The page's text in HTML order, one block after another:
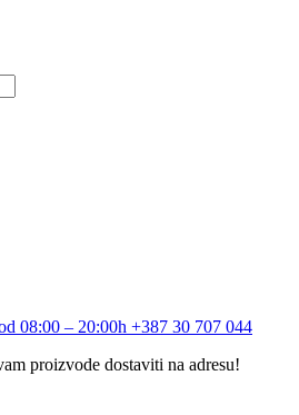
08:00 – 20:00h +387 30 707 044
proizvode dostaviti na adresu!